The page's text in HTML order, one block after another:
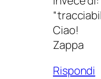
Ciao!
Zappa
Rispondi